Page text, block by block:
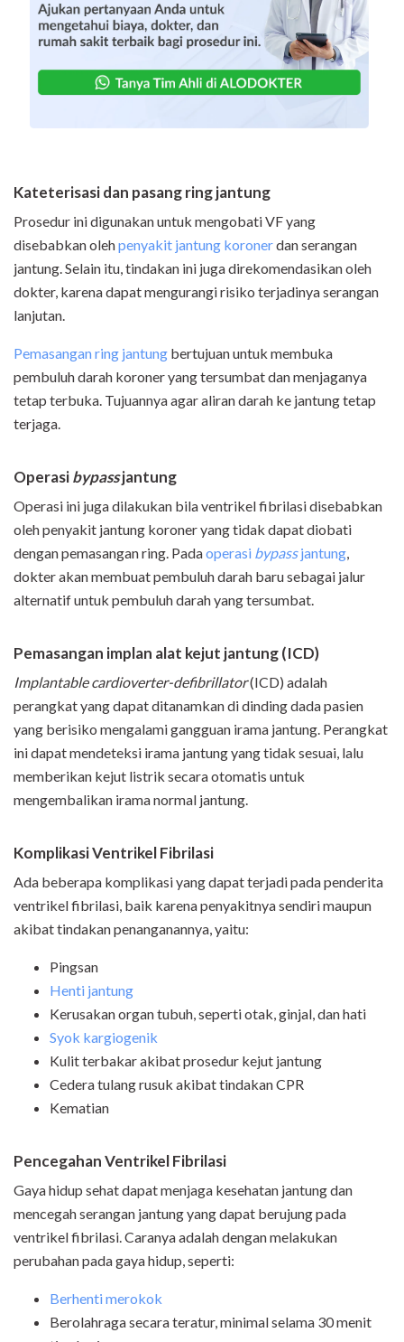
Kateterisasi dan pasang ring jantung
Prosedur ini digunakan untuk mengobati VF yang
disebabkan olehpenyakit jantung koronerdan serangan
jantung. Selain itu, tindakan ini juga direkomendasikan oleh
dokter, karena dapat mengurangi risiko terjadinya serangan
lanjutan.
Pemasangan ring jantung bertujuan untuk membuka
pembuluh darah koroner yang tersumbat dan menjaganya
tetap terbuka. Tujuannya agar aliran darah ke jantung tetap
terjaga.
Operasibypassjantung
Operasi ini juga dilakukan bila ventrikel fibrilasi disebabkan
oleh penyakit jantung koroner yang tidak dapat diobati
dengan pemasangan ring. Padaoperasi bypassjantung,
dokter akan membuat pembuluh darah baru sebagai jalur
alternatif untuk pembuluh darah yang tersumbat.
Pemasangan implan alat kejut jantung (ICD)
Implantable cardioverter-defibrillator(ICD) adalah
perangkat yang dapat ditanamkan di dinding dada pasien
yang berisiko mengalami gangguan irama jantung. Perangkat
ini dapat mendeteksi irama jantung yang tidak sesuai, lalu
memberikan kejut listrik secara otomatis untuk
mengembalikan irama normal jantung.
Komplikasi Ventrikel Fibrilasi
Ada beberapa komplikasi yang dapat terjadi pada penderita
ventrikel fibrilasi, baik karena penyakitnya sendiri maupun
akibat tindakan penanganannya, yaitu:
Pingsan
Henti jantung
Kerusakan organ tubuh, seperti otak, ginjal, dan hati
Syok kargiogenik
Kulit terbakar akibat prosedur kejut jantung
Cedera tulang rusuk akibat tindakan CPR
Kematian
Pencegahan Ventrikel Fibrilasi
Gaya hidup sehat dapat menjaga kesehatan jantung dan
mencegah serangan jantung yang dapat berujung pada
ventrikel fibrilasi. Caranya adalah dengan melakukan
perubahan pada gaya hidup, seperti:
Berhenti merokok
Berolahraga secara teratur, minimal selama 30 menit